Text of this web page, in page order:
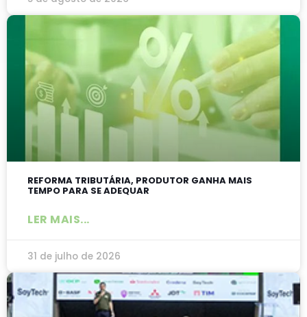
REFORMA TRIBUTÁRIA, PRODUTOR GANHA MAIS
TEMPO PARA SE ADEQUAR
LER MAIS...
31 de julho de 2026